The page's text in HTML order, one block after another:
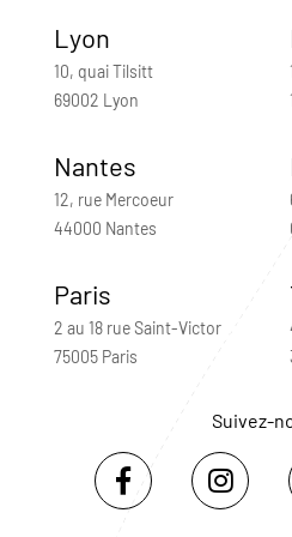
Lyon
10, quai Tilsitt
69002 Lyon
Nantes
12, rue Mercoeur
44000 Nantes
Paris
2 au 18 rue Saint-Victor
75005 Paris
Suivez-